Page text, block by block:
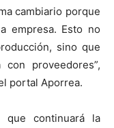
cambiario porque
empresa. Esto no
sino que
proveedores”,
portal Aporrea.
que continuará la